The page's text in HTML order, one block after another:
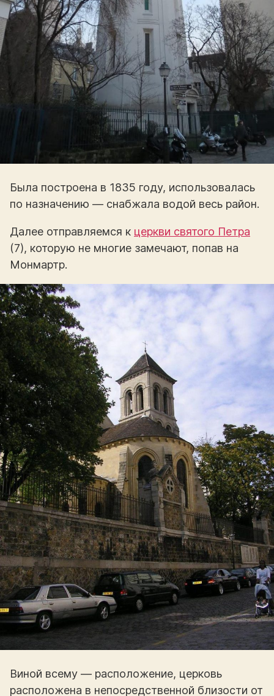
Была построена в 1835 году, использовалась
по назначению — снабжала водой весь район.
Далее отправляемся к церкви святого Петра
(7), которую не многие замечают, попав на
Монмартр.
Виной всему — расположение, церковь
расположена в непосредственной близости от